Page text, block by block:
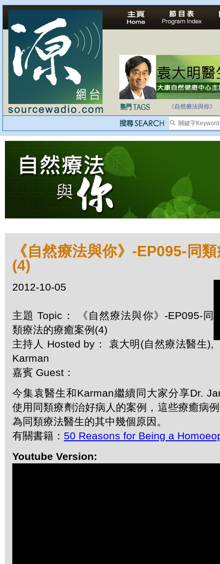
法治社會並不等同
自家教育合法化-
《自然療法與你》
《自然療法與你》-EP095-同
(4)
2012-10-05
主題 Topic： 《自然療法與你》-EP095-同
類療法的療癒案例(4)
主持人 Hosted by： 袁大明(自然療法醫生),
Karman
嘉賓 Guest：
今集袁醫生和Karman繼續同大家分享Dr.
使用同類療劑治好病人的案例，這些療癒病
為同類療法醫生的其中幾個原因。
有關書籍： 50 Reasons for Being a
Youtube Version: